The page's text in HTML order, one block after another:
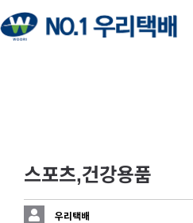
스포츠,건강용품
우리택배